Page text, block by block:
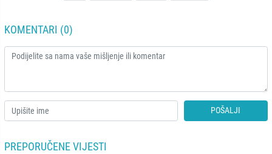
KOMENTARI (0)
POŠALJI
PREPORUČENE VIJESTI